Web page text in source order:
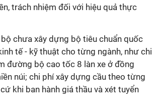
trách nhiệm đối với hiệu quả thực
bộ chưa xây dựng bộ tiêu chuẩn quốc
tế - kỹ thuật cho từng ngành, như chi
đường bộ cao tốc 8 làn xe ở đồng
núi; chi phí xây dựng cầu theo từng
khi ban hành giá thầu và xét tuyển